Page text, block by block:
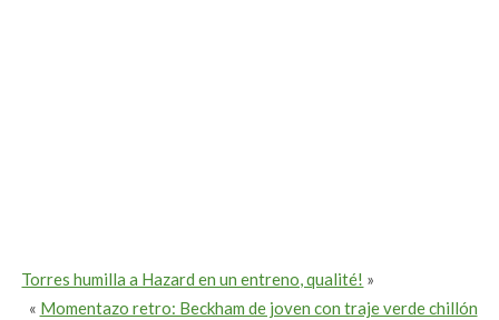
Torres humilla a Hazard en un entreno, qualité! »
« Momentazo retro: Beckham de joven con traje verde chillón